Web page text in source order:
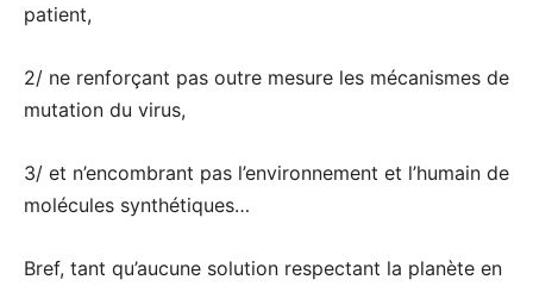
patient,
2/ ne renforçant pas outre mesure les mécanismes de
mutation du virus,
3/ et n’encombrant pas l’environnement et l’humain de
molécules synthétiques…
Bref, tant qu’aucune solution respectant la planète en